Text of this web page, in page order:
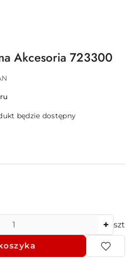
Akcesoria 723300
będzie dostępny
szt